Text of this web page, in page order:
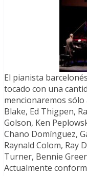
El pianista barcelonés
tocado con una
mencionaremos sólo
Blake, Ed Thigpen,
Golson, Ken
Chano Domínguez,
Raynald Colom, Ray
Turner, Bennie
Actualmente